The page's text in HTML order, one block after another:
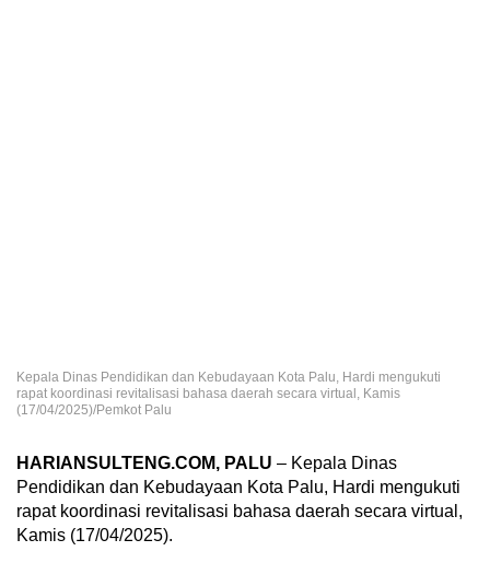
Kepala Dinas Pendidikan dan Kebudayaan Kota Palu, Hardi mengukuti
rapat koordinasi revitalisasi bahasa daerah secara virtual, Kamis
(17/04/2025)/Pemkot Palu
HARIANSULTENG.COM, PALU – Kepala Dinas
Pendidikan dan Kebudayaan Kota Palu, Hardi mengukuti
rapat koordinasi revitalisasi bahasa daerah secara virtual,
Kamis (17/04/2025).